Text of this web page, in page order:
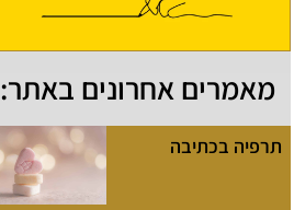
מאמרים אחרונים באתר:
תרפיה בכתיבה